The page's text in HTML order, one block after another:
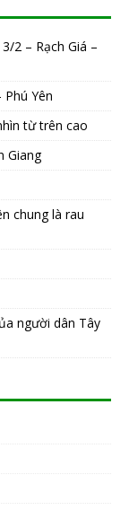
2 – Rạch Giá –
Yên
từ trên cao
Giang
chung là rau
người dân Tây